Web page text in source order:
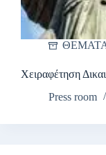
Χειραφέτηση
Press room